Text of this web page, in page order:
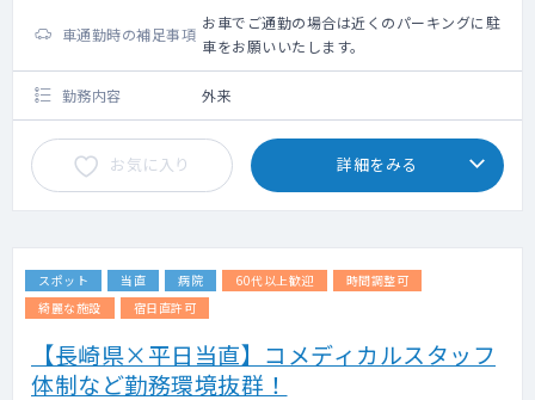
車通勤時の補足事項
お車でご通勤の場合は近くのパーキングに駐
車をお願いいたします。
勤務内容 外来
お気に入り 詳細をみる
スポット 当直 病院 60代以上歓迎
時間調整可
綺麗な施設
宿日直許可
【長崎県×平日当直】コメディカルスタッフ
体制など勤務環境抜群！